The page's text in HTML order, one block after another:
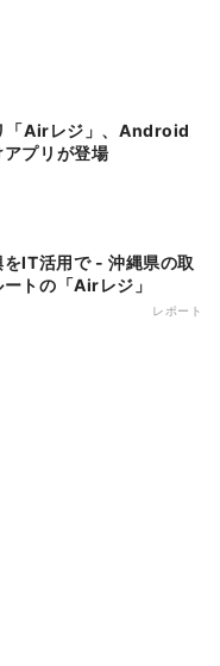
「Airレジ」、Android
プリが登場
IT活用で - 沖縄県の取
トの「Airレジ」
レポート